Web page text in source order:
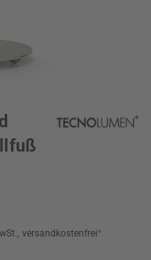
versandkostenfrei*